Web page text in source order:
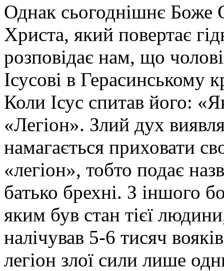
Однак сьогоднішнє Боже
Христа, який повертає
розповідає нам, що
Ісусові в Герасинському
Коли Ісус спитав його:
«Легіон». Злий дух
намагається приховати
«легіон», тобто подає
батько брехні. З іншого
яким був стан тієї
налічував 5-6 тисяч
легіон злої сили лише